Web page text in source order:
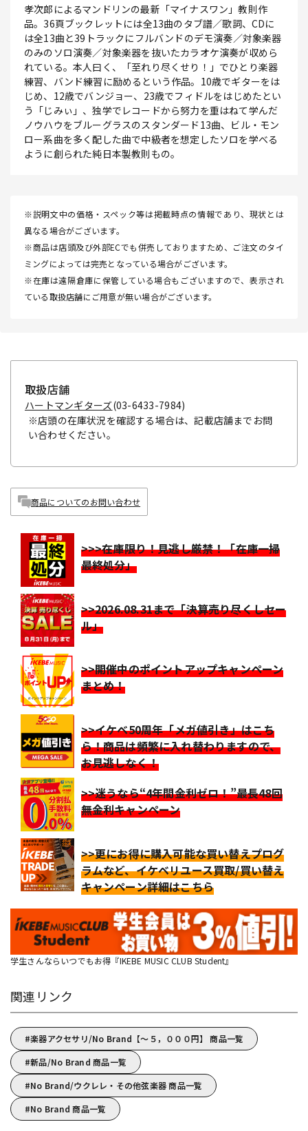
孝次郎によるマンドリンの最新「マイナスワン」教則作
品。36頁ブックレットには全13曲のタブ譜／歌詞、CDに
は全13曲と39トラックにフルバンドのデモ演奏／対象楽器
のみのソロ演奏／対象楽器を抜いたカラオケ演奏が収めら
れている。本人曰く、「至れり尽くせり！」でひとり楽器
練習、バンド練習に励めるという作品。10歳でギターをは
じめ、12歳でバンジョー、23歳でフィドルをはじめたとい
う「じみぃ」、独学でレコードから努力を重はねて学んだ
ノウハウをブルーグラスのスタンダード13曲、ビル・モン
ロー系曲を多く配した曲で中級者を想定したソロを学べる
ように創られた純日本製教則もの。
※説明文中の価格・スペック等は掲載時点の情報であり、現状とは
異なる場合がございます。
※商品は店頭及び外部ECでも併売しておりますため、ご注文のタイ
ミングによっては完売となっている場合がございます。
※在庫は遠隔倉庫に保管している場合もございますので、表示され
ている取扱店舗にご用意が無い場合がございます。
取扱店舗
ハートマンギターズ(03-6433-7984)
※店頭の在庫状況を確認する場合は、記載店舗までお問
い合わせください。
商品についてのお問い合わせ
>>>在庫限り！見逃し厳禁！「在庫一掃
最終処分」
>>2026.08.31まで「決算売り尽くしセー
ル」
>>開催中のポイントアップキャンペーン
まとめ！
>>イケベ50周年「メガ値引き」はこち
ら！商品は頻繁に入れ替わりますので、
お見逃しなく！
>>迷うなら“4年間金利ゼロ！”最長48回
無金利キャンペーン
>>更にお得に購入可能な買い替えプログ
ラムなど、イケベリユース買取/買い替え
キャンペーン詳細はこちら
学生さんならいつでもお得『IKEBE MUSIC CLUB Student』
関連リンク
楽器アクセサリ/No Brand【～５，０００円】 商品一覧
新品/No Brand 商品一覧
No Brand/ウクレレ・その他弦楽器 商品一覧
No Brand 商品一覧